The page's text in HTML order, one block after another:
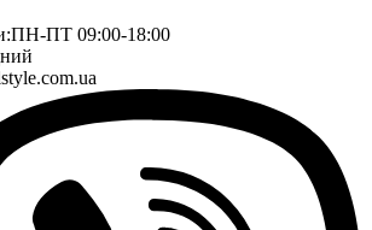
ПН-ПТ 09:00-18:00